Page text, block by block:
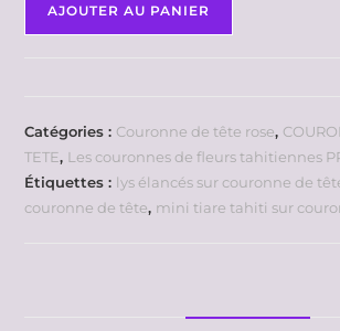
AJOUTER AU PANIER
Catégories : Couronne de tête rose,
TETE, Les couronnes de fleurs tahitiennes
Étiquettes : lys élancés sur couronne de
couronne de tête, mini tiare tahiti sur